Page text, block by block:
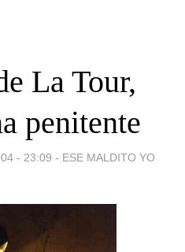
La Tour,
penitente
- 23:09 - ESE MALDITO YO